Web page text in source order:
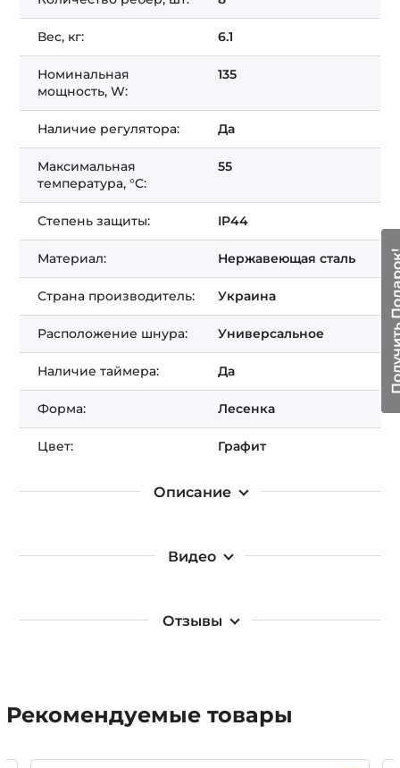
Описание
Вес, кг: 6.1
Номинальная
мощность, W:
135
Наличие регулятора: Да
Максимальная
температура, °C:
55
Степень защиты: IP44
Материал: Нержавеющая сталь
Страна производитель: Украина
Расположение шнура: Универсальное
Наличие таймера: Да
Форма: Лесенка
Цвет: Графит
Видео
Отзывы
Рекомендуемые товары
Получить Подарок!